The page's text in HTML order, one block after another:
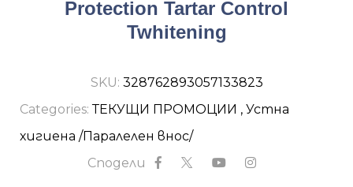
Protection Tartar Control
Twhitening
SKU: 328762893057133823
Categories:ТЕКУЩИ ПРОМОЦИИ , Устна
хигиена /Паралелен внос/
Сподели